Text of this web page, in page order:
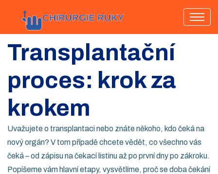
Transplantační
proces: krok za
krokem
Uvažujete o transplantaci nebo znáte někoho, kdo čeká na
nový orgán? V tom případě chcete vědět, co všechno vás
čeká – od zápisu na čekací listinu až po první dny po zákroku.
Popíšeme vám hlavní etapy, vysvětlíme, proč se doba čekání